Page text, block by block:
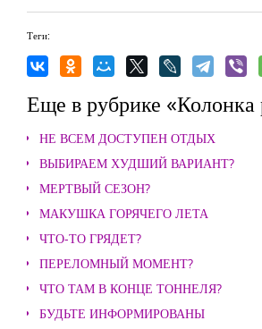
Теги:
Еще в рубрике «Колонка
НЕ ВСЕМ ДОСТУПЕН ОТДЫХ
ВЫБИРАЕМ ХУДШИЙ ВАРИАНТ?
МЕРТВЫЙ СЕЗОН?
МАКУШКА ГОРЯЧЕГО ЛЕТА
ЧТО-ТО ГРЯДЕТ?
ПЕРЕЛОМНЫЙ МОМЕНТ?
ЧТО ТАМ В КОНЦЕ ТОННЕЛЯ?
БУДЬТЕ ИНФОРМИРОВАНЫ